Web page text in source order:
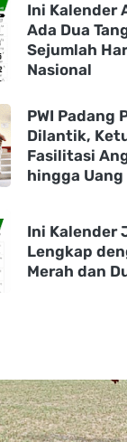
Ini Kalender
Ada Dua
Sejumlah
Nasional
PWI Padang
Dilantik,
Fasilitasi
hingga Uang
Ini Kalender
Lengkap
Merah dan